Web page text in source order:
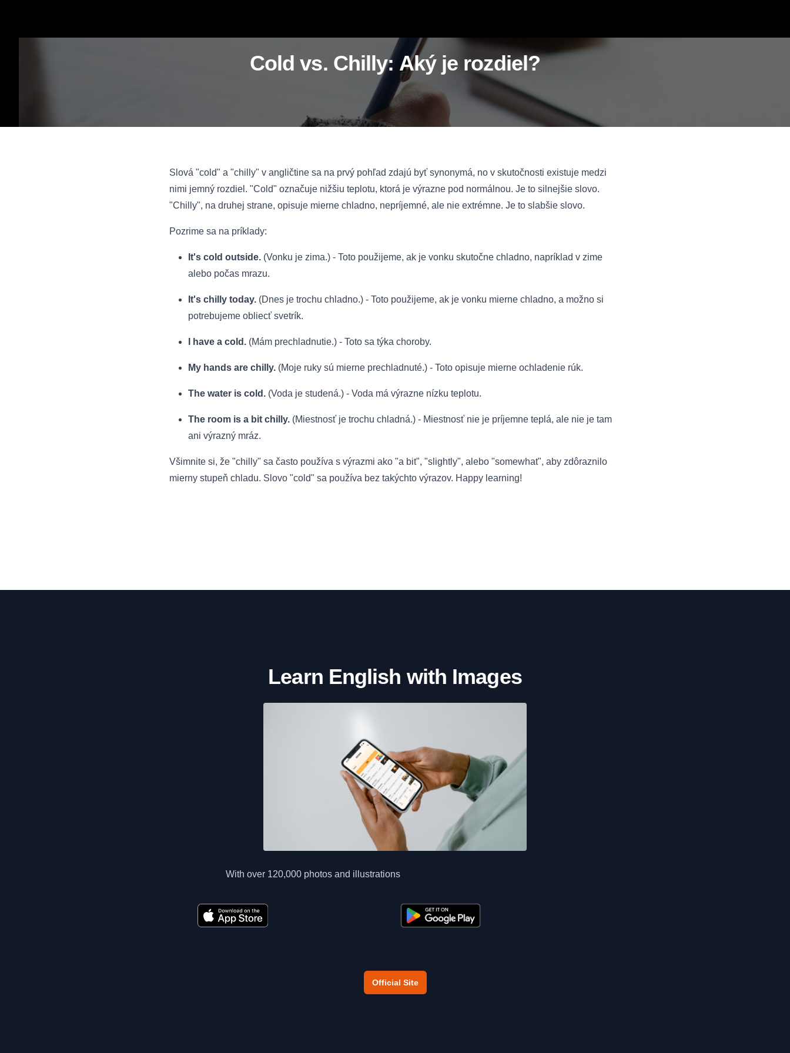
Cold vs. Chilly: Aký je rozdiel?
Slová "cold" a "chilly" v angličtine sa na prvý pohľad zdajú byť synonymá, no v skutočnosti existuje medzi
nimi jemný rozdiel. "Cold" označuje nižšiu teplotu, ktorá je výrazne pod normálnou. Je to silnejšie slovo.
"Chilly", na druhej strane, opisuje mierne chladno, nepríjemné, ale nie extrémne. Je to slabšie slovo.
Pozrime sa na príklady:
It's cold outside. (Vonku je zima.) - Toto použijeme, ak je vonku skutočne chladno, napríklad v zime
alebo počas mrazu.
It's chilly today. (Dnes je trochu chladno.) - Toto použijeme, ak je vonku mierne chladno, a možno si
potrebujeme obliecť svetrík.
I have a cold. (Mám prechladnutie.) - Toto sa týka choroby.
My hands are chilly. (Moje ruky sú mierne prechladnuté.) - Toto opisuje mierne ochladenie rúk.
The water is cold. (Voda je studená.) - Voda má výrazne nízku teplotu.
The room is a bit chilly. (Miestnosť je trochu chladná.) - Miestnosť nie je príjemne teplá, ale nie je tam
ani výrazný mráz.
Všimnite si, že "chilly" sa často používa s výrazmi ako "a bit", "slightly", alebo "somewhat", aby zdôraznilo
mierny stupeň chladu. Slovo "cold" sa používa bez takýchto výrazov. Happy learning!
Learn English with Images
With over 120,000 photos and illustrations
Official Site